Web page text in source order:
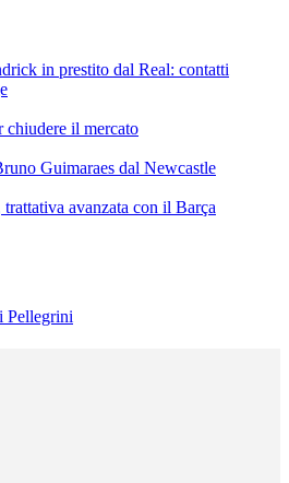
in prestito dal Real: contatti
il mercato
Guimaraes dal Newcastle
avanzata con il Barça
Pellegrini